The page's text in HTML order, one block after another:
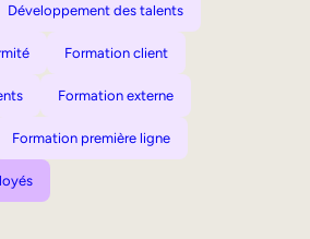
Développement des talents
Formation client
Formation externe
Formation première ligne